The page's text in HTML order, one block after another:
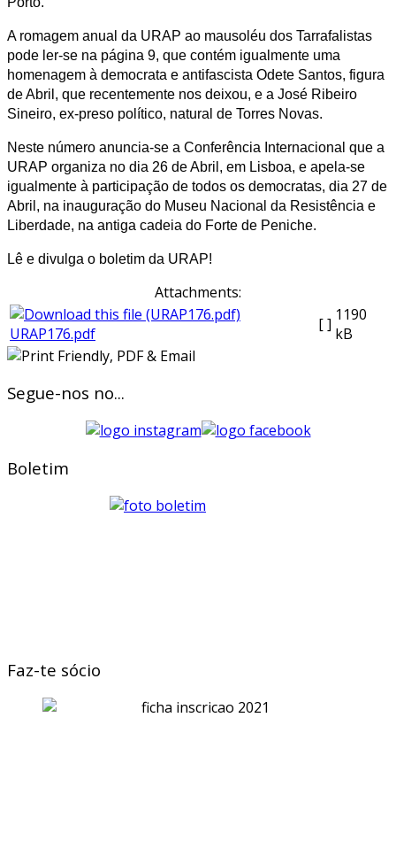
A romagem anual da URAP ao mausoléu dos Tarrafalistas
pode ler-se na página 9, que contém igualmente uma
homenagem à democrata e antifascista Odete Santos, figura
de Abril, que recentemente nos deixou, e a José Ribeiro
Sineiro, ex-preso político, natural de Torres Novas.
Neste número anuncia-se a Conferência Internacional que a
URAP organiza no dia 26 de Abril, em Lisboa, e apela-se
igualmente à participação de todos os democratas, dia 27 de
Abril, na inauguração do Museu Nacional da Resistência e
Liberdade, na antiga cadeia do Forte de Peniche.
Lê e divulga o boletim da URAP!
Attachments:
URAP176.pdf [ ] 1190
kB
Segue-nos no...
Boletim
Faz-te sócio